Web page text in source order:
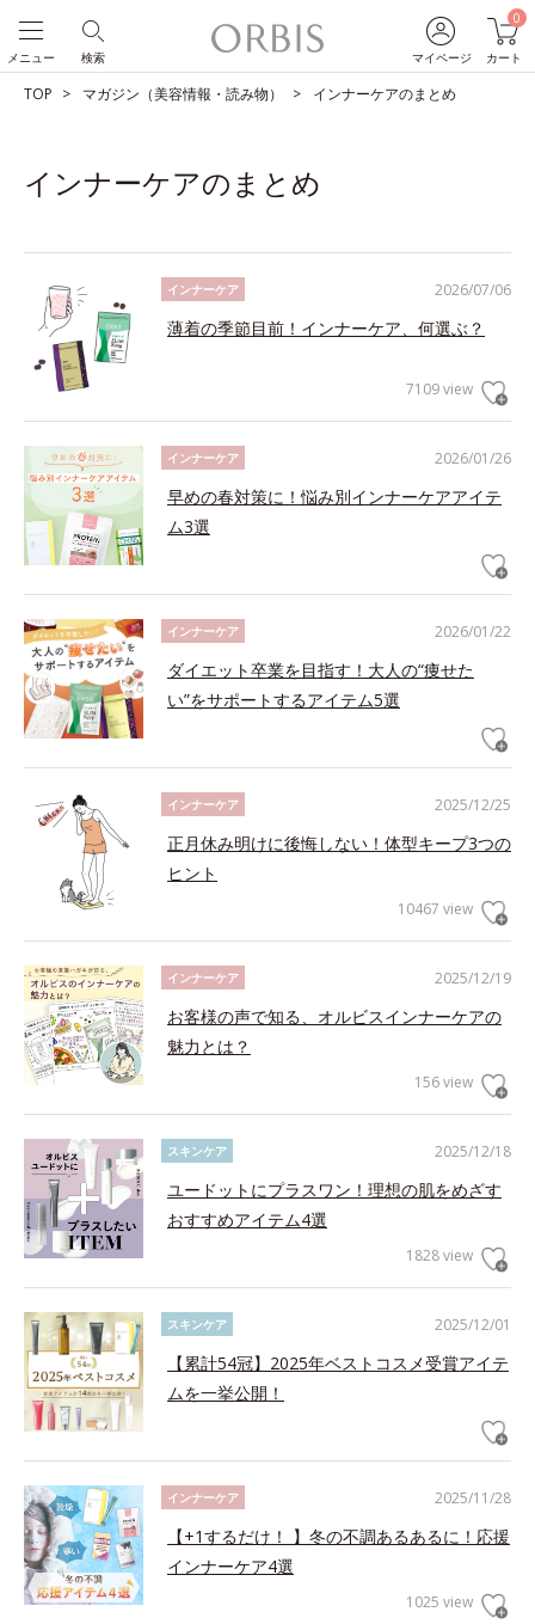
マイページ
0
カート
検索
メニュー
TOP マガジン（美容情報・読み物） インナーケアのまとめ
インナーケアのまとめ
2026/07/06
インナーケア
薄着の季節目前！インナーケア、何選ぶ？
7109 view
2026/01/26
インナーケア
早めの春対策に！悩み別インナーケアアイテ
ム3選
2026/01/22
インナーケア
ダイエット卒業を目指す！大人の“痩せた
い”をサポートするアイテム5選
2025/12/25
インナーケア
正月休み明けに後悔しない！体型キープ3つの
ヒント
10467 view
2025/12/19
インナーケア
お客様の声で知る、オルビスインナーケアの
魅力とは？
156 view
2025/12/18
スキンケア
ユードットにプラスワン！理想の肌をめざす
おすすめアイテム4選
1828 view
2025/12/01
スキンケア
【累計54冠】2025年ベストコスメ受賞アイテ
ムを一挙公開！
2025/11/28
インナーケア
【+1するだけ！ 】冬の不調あるあるに！応援
インナーケア4選
1025 view